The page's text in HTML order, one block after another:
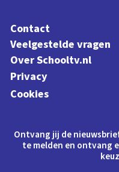
Contact
Veelgestelde vragen
Over Schooltv.nl
Privacy
Cookies
Ontvang jij de
te melden en ontvang